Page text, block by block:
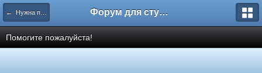
← Нужна помощь Форум для студента СГА
Помогите пожалуйста!